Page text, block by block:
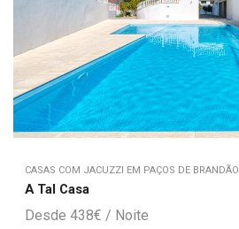
CASAS COM JACUZZI EM PAÇOS DE BRANDÃO
A Tal Casa
438€